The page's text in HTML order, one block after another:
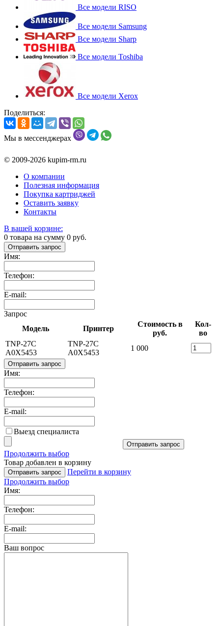
Все модели RISO
Все модели Samsung
Все модели Sharp
Все модели Toshiba
Все модели Xerox
Поделиться:
Мы в мессенджерах
© 2009-2026 kupim-rm.ru
О компании
Полезная информация
Покупка картриджей
Оставить заявку
Контакты
В вашей корзине:
0 товара на сумму 0 руб.
Отправить запрос
Имя:
Телефон:
E-mail:
Запрос
Модель
Принтер
Стоимость в
руб.
Кол-
во
TNP-27C
A0X5453
TNP-27C
A0X5453
1 000
Отправить запрос
Имя:
Телефон:
E-mail:
Выезд специалиста
Отправить запрос
Продолжить выбор
Товар добавлен в корзину
Отправить запрос
Перейти в корзину
Продолжить выбор
Имя:
Телефон:
E-mail:
Ваш вопрос